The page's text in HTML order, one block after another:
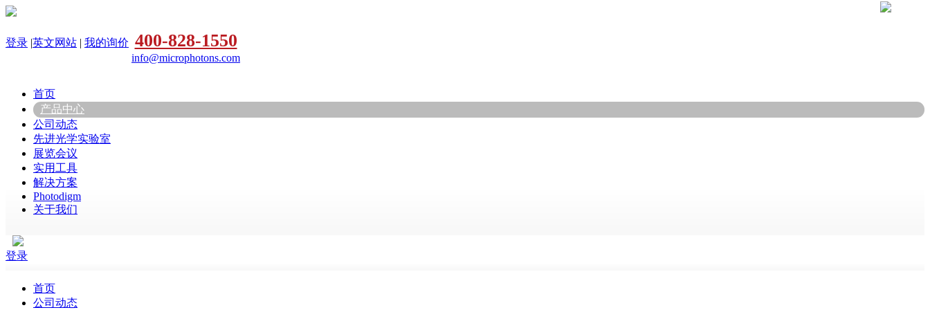
登录 |英文网站 | 我的询价 400-828-1550
info@microphotons.com
首页
产品中心
公司动态
先进光学实验室
展览会议
实用工具
解决方案
Photodigm
关于我们
登录
首页
公司动态